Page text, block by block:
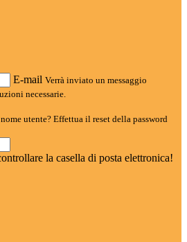
E-mail Verrà inviato un messaggio
necessarie.
utente? Effettua il reset della password
la casella di posta elettronica!